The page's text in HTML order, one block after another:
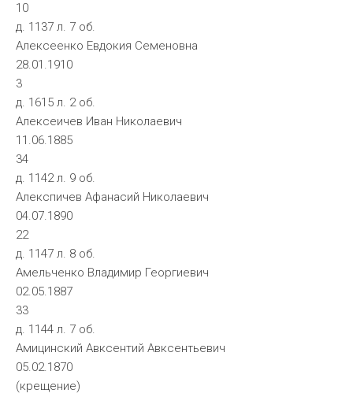
10
д. 1137 л. 7 об.
Алексеенко Евдокия Семеновна
28.01.1910
3
д. 1615 л. 2 об.
Алексеичев Иван Николаевич
11.06.1885
34
д. 1142 л. 9 об.
Алекспичев Афанасий Николаевич
04.07.1890
22
д. 1147 л. 8 об.
Амельченко Владимир Георгиевич
02.05.1887
33
д. 1144 л. 7 об.
Амицинский Авксентий Авксентьевич
05.02.1870
(крещение)